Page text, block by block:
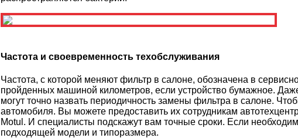
Частота и своевременность техобслуживания
Частота, с которой меняют фильтр в салоне, обозначена в
пройденных машиной километров, если устройство бумажное.
могут точно назвать периодичность замены фильтра в салоне.
автомобиля. Вы можете предоставить их сотрудникам
Motul. И специалисты подскажут вам точные сроки. Если
подходящей модели и типоразмера.